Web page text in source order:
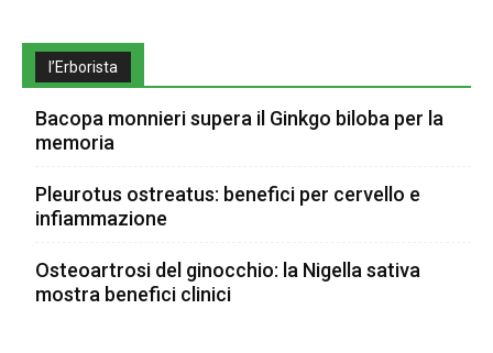
l’Erborista
Bacopa monnieri supera il Ginkgo biloba per la
memoria
Pleurotus ostreatus: benefici per cervello e
infiammazione
Osteoartrosi del ginocchio: la Nigella sativa
mostra benefici clinici